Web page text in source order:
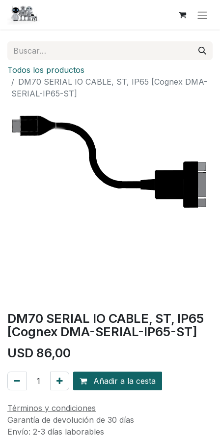
Todos los productos
DM70 SERIAL IO CABLE, ST, IP65 [Cognex DMA-
SERIAL-IP65-ST]
DM70 SERIAL IO CABLE, ST, IP65
[Cognex DMA-SERIAL-IP65-ST]
USD 86,00
Añadir a la cesta
Términos y condiciones
Garantía de devolución de 30 días
Envío: 2-3 días laborables